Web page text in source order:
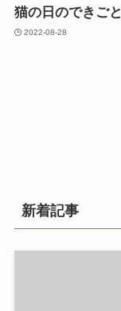
猫の日のできごと
2022-08-28
新着記事